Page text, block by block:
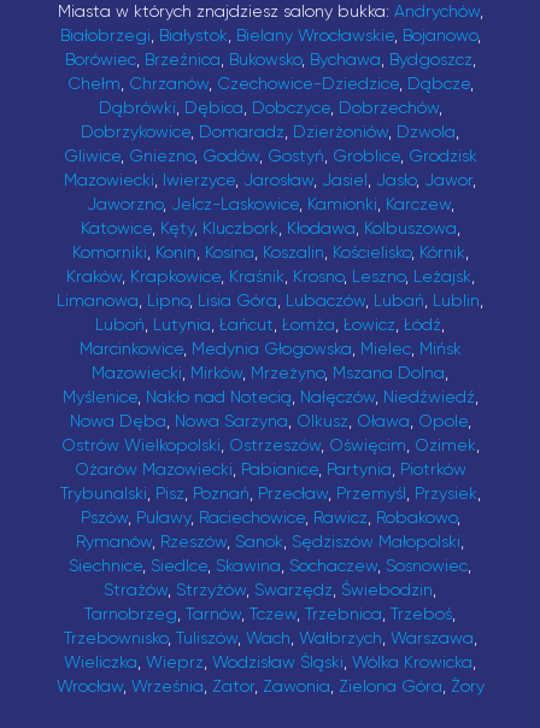
Miasta w których znajdziesz salony bukka: Andrychów,
Białobrzegi, Białystok, Bielany Wrocławskie, Bojanowo,
Borówiec, Brzeźnica, Bukowsko, Bychawa, Bydgoszcz,
Chełm, Chrzanów, Czechowice-Dziedzice, Dąbcze,
Dąbrówki, Dębica, Dobczyce, Dobrzechów,
Dobrzykowice, Domaradz, Dzierżoniów, Dzwola,
Gliwice, Gniezno, Godów, Gostyń, Groblice, Grodzisk
Mazowiecki, Iwierzyce, Jarosław, Jasiel, Jasło, Jawor,
Jaworzno, Jelcz-Laskowice, Kamionki, Karczew,
Katowice, Kęty, Kluczbork, Kłodawa, Kolbuszowa,
Komorniki, Konin, Kosina, Koszalin, Kościelisko, Kórnik,
Kraków, Krapkowice, Kraśnik, Krosno, Leszno, Leżajsk,
Limanowa, Lipno, Lisia Góra, Lubaczów, Lubań, Lublin,
Luboń, Lutynia, Łańcut, Łomża, Łowicz, Łódź,
Marcinkowice, Medynia Głogowska, Mielec, Mińsk
Mazowiecki, Mirków, Mrzeżyno, Mszana Dolna,
Myślenice, Nakło nad Notecią, Nałęczów, Niedźwiedź,
Nowa Dęba, Nowa Sarzyna, Olkusz, Oława, Opole,
Ostrów Wielkopolski, Ostrzeszów, Oświęcim, Ozimek,
Ożarów Mazowiecki, Pabianice, Partynia, Piotrków
Trybunalski, Pisz, Poznań, Przecław, Przemyśl, Przysiek,
Pszów, Puławy, Raciechowice, Rawicz, Robakowo,
Rymanów, Rzeszów, Sanok, Sędziszów Małopolski,
Siechnice, Siedlce, Skawina, Sochaczew, Sosnowiec,
Strażów, Strzyżów, Swarzędz, Świebodzin,
Tarnobrzeg, Tarnów, Tczew, Trzebnica, Trzeboś,
Trzebownisko, Tuliszów, Wach, Wałbrzych, Warszawa,
Wieliczka, Wieprz, Wodzisław Śląski, Wólka Krowicka,
Wrocław, Września, Zator, Zawonia, Zielona Góra, Żory